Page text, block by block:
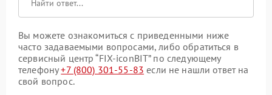
Вы можете ознакомиться с приведенными ниже
часто задаваемыми вопросами, либо обратиться в
сервисный центр “FIX-iconBIT” по следующему
телефону+7 (800) 301-55-83 если не нашли ответ на
свой вопрос.